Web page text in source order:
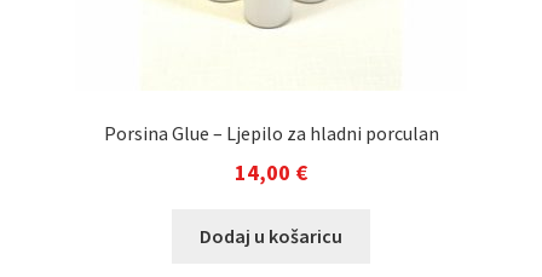
Porsina Glue – Ljepilo za hladni porculan
14,00 €
Dodaj u košaricu